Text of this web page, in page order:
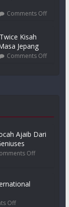
Comments Off
Kisah
Jepang
Comments Off
Ajaib Dari
Off
Off